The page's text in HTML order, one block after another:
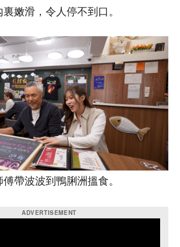
嫩滑，令人停不到口。
帶波波到鴨脷洲搵食。